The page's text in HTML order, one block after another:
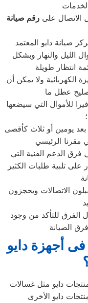
على رقم صيانة
الليل والنهار وبشكل
انتظار طويلة
الكهربائية ولا يمكن أن
للأموال التي سيضعها
بعد يومين أو ثلاث كأقصى
فرق الدعم الفنية التي
تلبية طلبات الكثير
الاتصالات ويحجزون
الفرق للتأكد من وجود
الصيانة
أجهزة دايو
دايو مثل غسالات
دايو الأخرى